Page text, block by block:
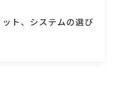
ト、システムの選び